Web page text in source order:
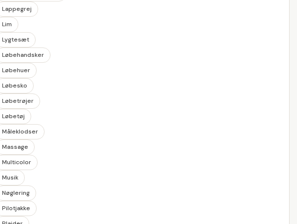
Lappegrej
Lim
Lygtesæt
Løbehandsker
Løbehuer
Løbesko
Løbetrøjer
Løbetøj
Måleklodser
Massage
Multicolor
Musik
Nøglering
Pilotjakke